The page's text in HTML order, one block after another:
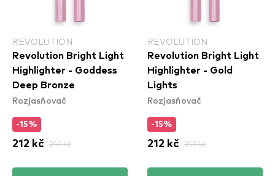
REVOLUTION
Revolution Bright Light
Highlighter - Goddess
Deep Bronze
Rozjasňovač
-15%
212 kč 249 kč
REVOLUTION
Revolution Bright Light
Highlighter - Gold
Lights
Rozjasňovač
-15%
212 kč 249 kč